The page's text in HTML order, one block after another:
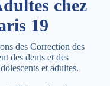
chez
19
des Correction des
des dents et des
et adultes.